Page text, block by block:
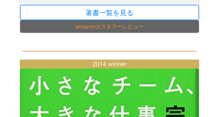
著書一覧を見る
amazonカスタマーレビュー
2014 winner